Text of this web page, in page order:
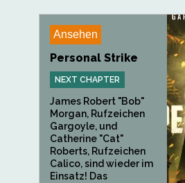
Ansehen
Personal Strike
NEXT CHAPTER
James Robert "Bob"
Morgan, Rufzeichen
Gargoyle, und
Catherine "Cat"
Roberts, Rufzeichen
Calico, sind wieder im
Einsatz! Das